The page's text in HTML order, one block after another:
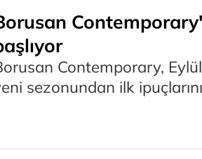
Contemporary,
sezonundan ilk